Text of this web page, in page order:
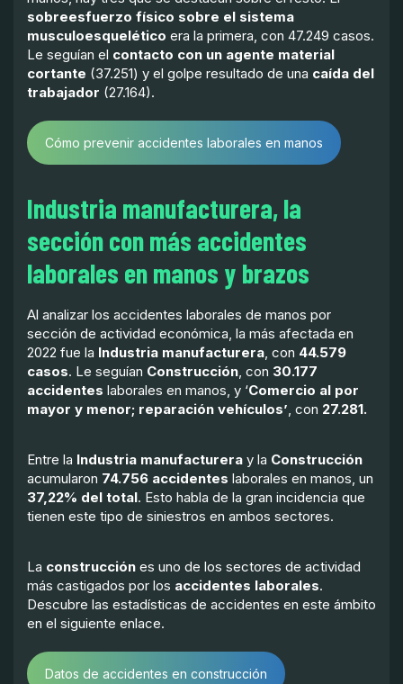
sobreesfuerzo físico sobre el sistema
musculoesquelético era la primera, con 47.249 casos.
Le seguían el contacto con un agente material
cortante (37.251) y el golpe resultado de una caída del
trabajador (27.164).
Cómo prevenir accidentes laborales en manos
Industria manufacturera, la
sección con más accidentes
laborales en manos y brazos
Al analizar los accidentes laborales de manos por
sección de actividad económica, la más afectada en
2022 fue la Industria manufacturera, con 44.579
casos. Le seguían Construcción, con 30.177
accidentes laborales en manos, y ‘Comercio al por
mayor y menor; reparación vehículos’, con 27.281.
Entre la Industria manufacturera y la Construcción
acumularon 74.756 accidentes laborales en manos, un
37,22% del total. Esto habla de la gran incidencia que
tienen este tipo de siniestros en ambos sectores.
La construcción es uno de los sectores de actividad
más castigados por los accidentes laborales.
Descubre las estadísticas de accidentes en este ámbito
en el siguiente enlace.
Datos de accidentes en construcción